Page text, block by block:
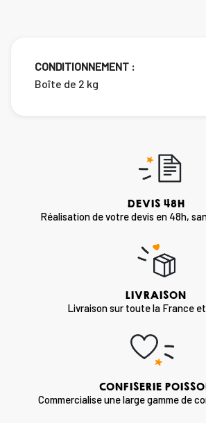
CONDITIONNEMENT :
Boîte de 2 kg
DEVIS 48H
Réalisation de votre devis en 48h,
LIVRAISON
Livraison sur toute la France
CONFISERIE
Commercialise une large gamme de